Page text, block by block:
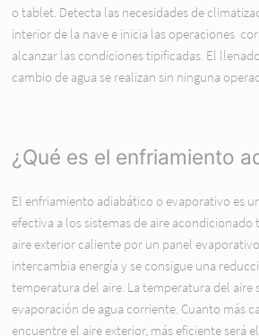
o tablet. Detecta las necesidades de
interior de la nave e inicia las operaciones
alcanzar las condiciones tipificadas. El
cambio de agua se realizan sin ninguna
¿Qué es el enfriamiento
El enfriamiento adiabático o evaporativo es
efectiva a los sistemas de aire
aire exterior caliente por un panel
intercambia energía y se consigue una
temperatura del aire. La temperatura del aire
evaporación de agua corriente. Cuanto más
encuentre el aire exterior, más eficiente será